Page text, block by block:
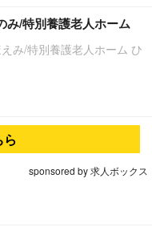
み/特別養護老人ホーム
み/特別養護老人ホーム ひ
sponsored by 求人ボックス